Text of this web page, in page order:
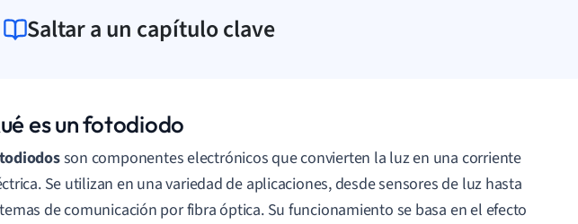
Saltar a un capítulo clave
es un fotodiodo
son componentes electrónicos que convierten la luz en una corriente
Se utilizan en una variedad de aplicaciones, desde sensores de luz hasta
de comunicación por fibra óptica. Su funcionamiento se basa en el efecto